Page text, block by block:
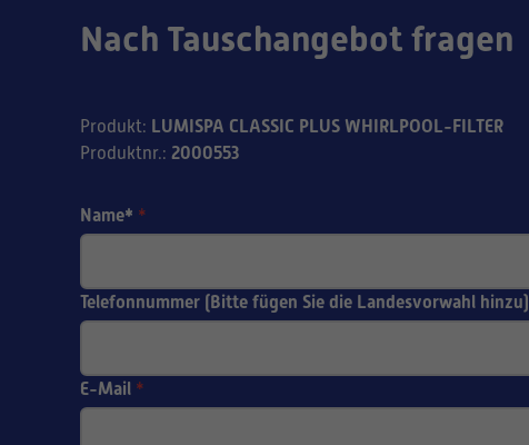
Nach Tauschangebot fragen
Produkt: LUMISPA CLASSIC PLUS WHIRLPOOL-FILTER
Produktnr.: 2000553
Name* *
Telefonnummer (Bitte fügen Sie die Landesvorwahl hinzu)
E-Mail *